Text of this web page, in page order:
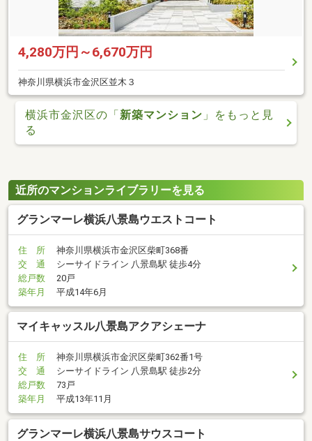
4,280万円～6,670万円
神奈川県横浜市金沢区並木３
横浜市金沢区の「新築マンション 」をもっと見
る
近所のマンションライブラリーを見る
グランマーレ横浜八景島ウエストコート
住 所
神奈川県横浜市金沢区柴町368番
交 通
シーサイドライン 八景島駅 徒歩4分
総戸数
20戸
築年月
平成14年6月
マイキャッスル八景島アクアシェーナ
住 所
神奈川県横浜市金沢区柴町362番1号
交 通
シーサイドライン 八景島駅 徒歩2分
総戸数
73戸
築年月
平成13年11月
グランマーレ横浜八景島サウスコート